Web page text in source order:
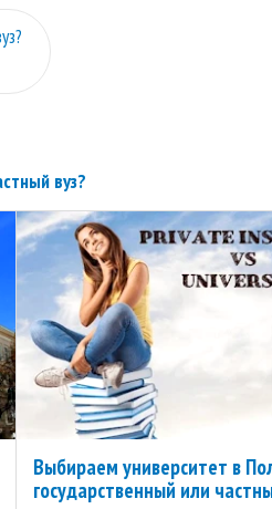
вуз?
Выбираем университет в
государственный или